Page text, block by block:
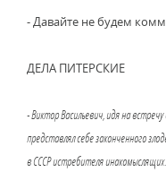
- Давайте не будем
ДЕЛА ПИТЕРСКИЕ
- Виктор Васильевич, идя на
представлял себе законченного
в СССР истребителя инакомыслящих...